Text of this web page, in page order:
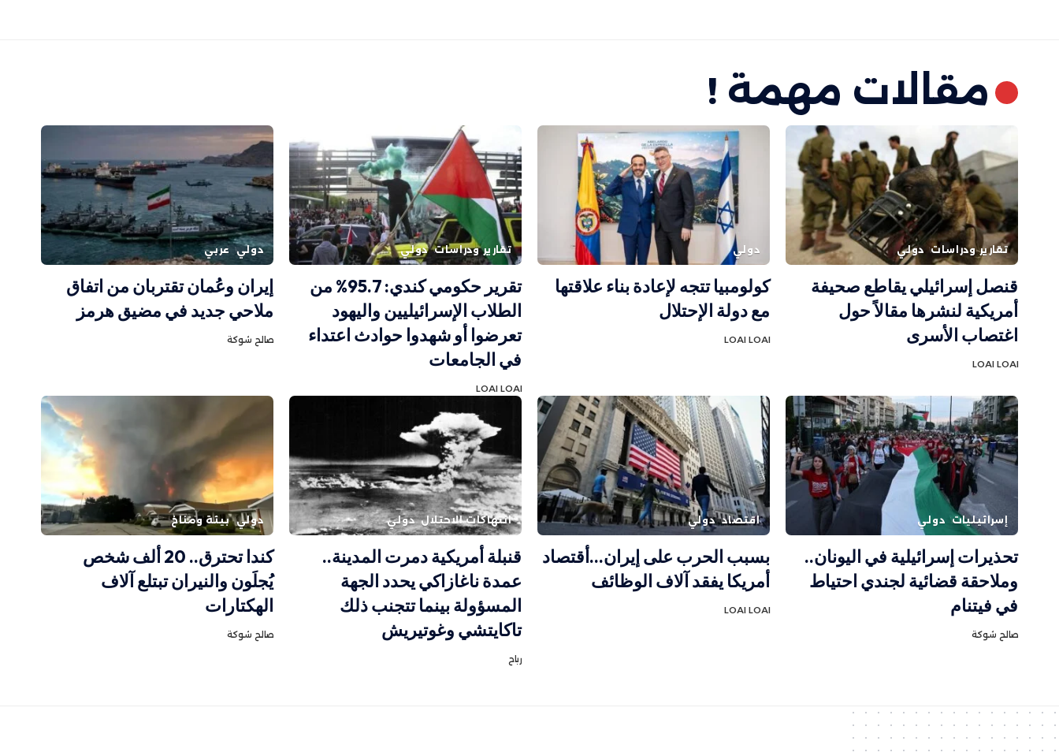
مقالات مهمة !
تقارير ودراسات دولي
قنصل إسرائيلي يقاطع صحيفة
أمريكية لنشرها مقالاً حول
اغتصاب الأسرى
LOAI LOAI
دولي
كولومبيا تتجه لإعادة بناء علاقتها
مع دولة الإحتلال
LOAI LOAI
تقارير ودراسات دولي
تقرير حكومي كندي: 95.7% من
الطلاب الإسرائيليين واليهود
تعرضوا أو شهدوا حوادث اعتداء
في الجامعات
LOAI LOAI
دولي عربي
إيران وعُمان تقتربان من اتفاق
ملاحي جديد في مضيق هرمز
صالح شوكة
إسرائيليات دولي
تحذيرات إسرائيلية في اليونان..
وملاحقة قضائية لجندي احتياط
في فيتنام
صالح شوكة
اقتصاد دولي
بسبب الحرب على إيران…أقتصاد
أمريكا يفقد آلاف الوظائف
LOAI LOAI
انتهاكات الاحتلال دولي
قنبلة أمريكية دمرت المدينة..
عمدة ناغازاكي يحدد الجهة
المسؤولة بينما تتجنب ذلك
تاكايتشي وغوتيريش
رباح
دولي بيئة ومناخ
كندا تحترق.. 20 ألف شخص
يُجلَون والنيران تبتلع آلاف
الهكتارات
صالح شوكة